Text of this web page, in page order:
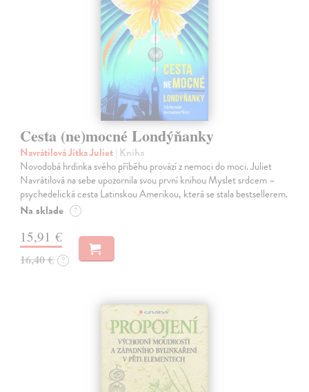
Cesta (ne)mocné Londýňanky
Navrátilová Jitka Juliet| Kniha
Novodobá hrdinka svého příběhu provází z nemoci do moci. Juliet
Navrátilová na sebe upozornila svou první knihou Myslet srdcem –
psychedelická cesta Latinskou Amerikou, která se stala bestsellerem.
Na sklade ?
15,91 €
16,40 € ?